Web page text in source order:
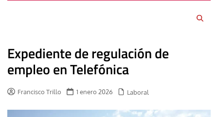
Expediente de regulación de
empleo en Telefónica
Francisco Trillo 1 enero 2026 Laboral